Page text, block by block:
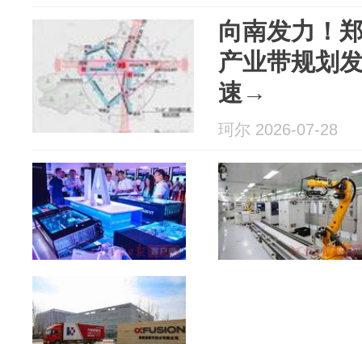
向南发力！
产业带规划
速→
珂尔 2026-07-28